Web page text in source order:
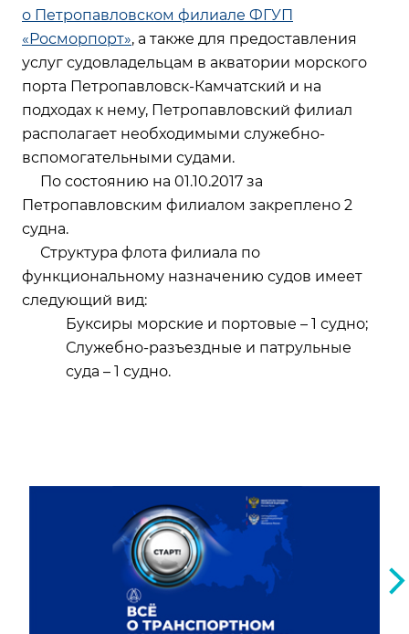
о Петропавловском филиале ФГУП
«Росморпорт», а также для предоставления
услуг судовладельцам в акватории морского
порта Петропавловск-Камчатский и на
подходах к нему, Петропавловский филиал
располагает необходимыми служебно-
вспомогательными судами.
По состоянию на 01.10.2017 за
Петропавловским филиалом закреплено 2
судна.
Структура флота филиала по
функциональному назначению судов имеет
следующий вид:
Буксиры морские и портовые – 1 судно;
Служебно-разъездные и патрульные
суда – 1 судно.